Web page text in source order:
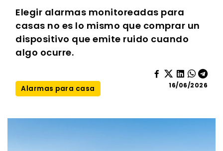
Elegir alarmas monitoreadas para
casas no es lo mismo que comprar un
dispositivo que emite ruido cuando
algo ocurre.
Alarmas para casa 16/06/2026